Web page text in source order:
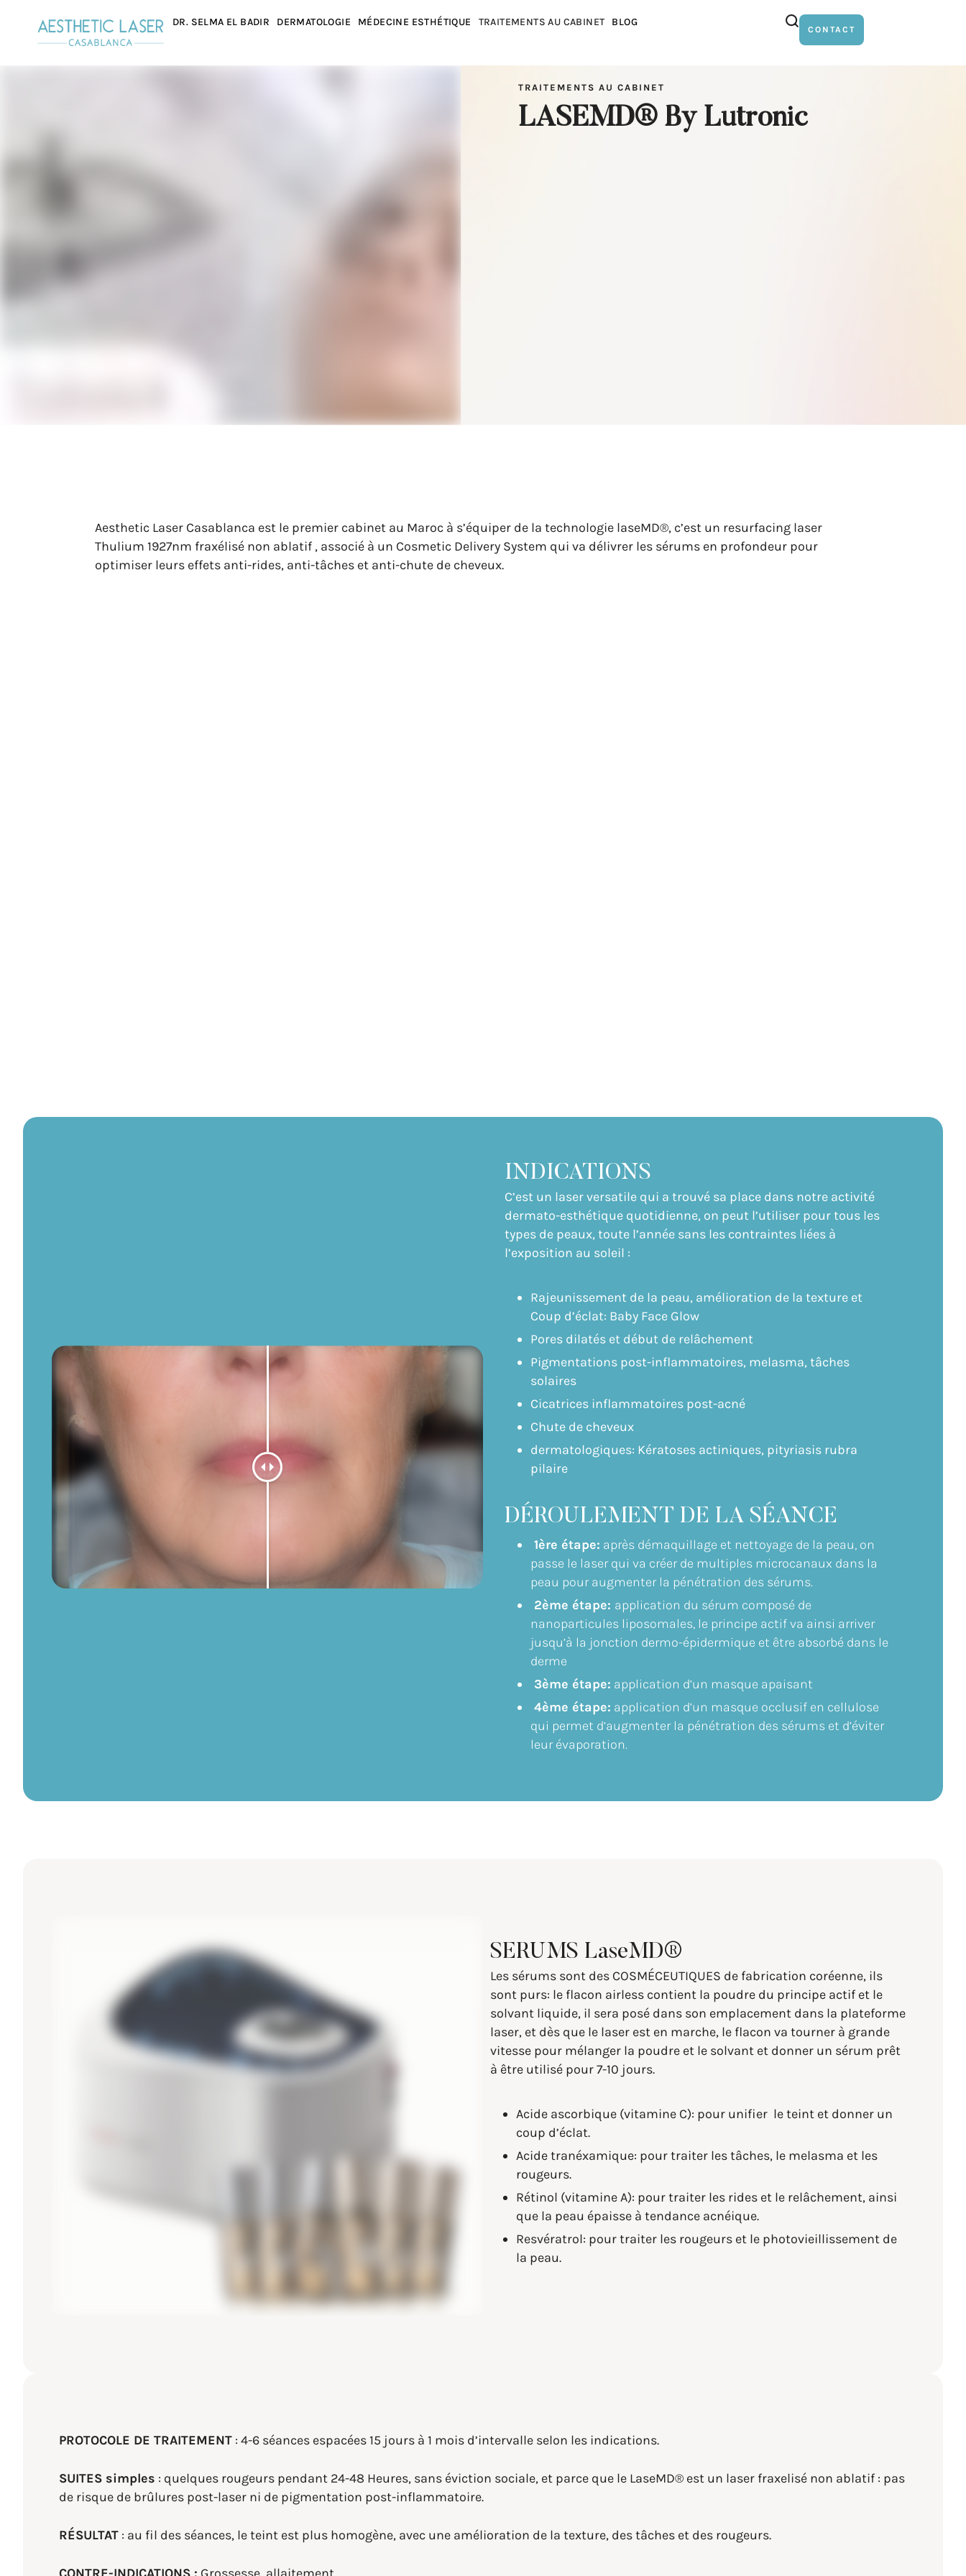
DR. SELMA EL BADIR DERMATOLOGIE MÉDECINE ESTHÉTIQUE TRAITEMENTS AU CABINET BLOG
CONTACT
TRAITEMENTS AU CABINET
LASEMD® By Lutronic
Aesthetic Laser Casablanca est le premier cabinet au Maroc à s’équiper de la technologie laseMD®, c’est un resurfacing laser
Thulium 1927nm fraxélisé non ablatif , associé à un Cosmetic Delivery System qui va délivrer les sérums en profondeur pour
optimiser leurs effets anti-rides, anti-tâches et anti-chute de cheveux.
INDICATIONS
C’est un laser versatile qui a trouvé sa place dans notre activité
dermato-esthétique quotidienne, on peut l’utiliser pour tous les
types de peaux, toute l’année sans les contraintes liées à
l’exposition au soleil :
Rajeunissement de la peau, amélioration de la texture et
Coup d’éclat: Baby Face Glow
Pores dilatés et début de relâchement
Pigmentations post-inflammatoires, melasma, tâches
solaires
Cicatrices inflammatoires post-acné
Chute de cheveux
dermatologiques: Kératoses actiniques, pityriasis rubra
pilaire
DÉROULEMENT DE LA SÉANCE
1ère étape: après démaquillage et nettoyage de la peau, on
passe le laser qui va créer de multiples microcanaux dans la
peau pour augmenter la pénétration des sérums.
2ème étape: application du sérum composé de
nanoparticules liposomales, le principe actif va ainsi arriver
jusqu’à la jonction dermo-épidermique et être absorbé dans le
derme
3ème étape: application d’un masque apaisant
4ème étape: application d’un masque occlusif en cellulose
qui permet d’augmenter la pénétration des sérums et d’éviter
leur évaporation.
SERUMS LaseMD®
Les sérums sont des COSMÉCEUTIQUES de fabrication coréenne, ils
sont purs: le flacon airless contient la poudre du principe actif et le
solvant liquide, il sera posé dans son emplacement dans la plateforme
laser, et dès que le laser est en marche, le flacon va tourner à grande
vitesse pour mélanger la poudre et le solvant et donner un sérum prêt
à être utilisé pour 7-10 jours.
Acide ascorbique (vitamine C): pour unifier le teint et donner un
coup d’éclat.
Acide tranéxamique: pour traiter les tâches, le melasma et les
rougeurs.
Rétinol (vitamine A): pour traiter les rides et le relâchement, ainsi
que la peau épaisse à tendance acnéique.
Resvératrol: pour traiter les rougeurs et le photovieillissement de
la peau.
PROTOCOLE DE TRAITEMENT : 4-6 séances espacées 15 jours à 1 mois d’intervalle selon les indications.
SUITES simples : quelques rougeurs pendant 24-48 Heures, sans éviction sociale, et parce que le LaseMD® est un laser fraxelisé non ablatif : pas
de risque de brûlures post-laser ni de pigmentation post-inflammatoire.
RÉSULTAT : au fil des séances, le teint est plus homogène, avec une amélioration de la texture, des tâches et des rougeurs.
CONTRE-INDICATIONS : Grossesse, allaitement.